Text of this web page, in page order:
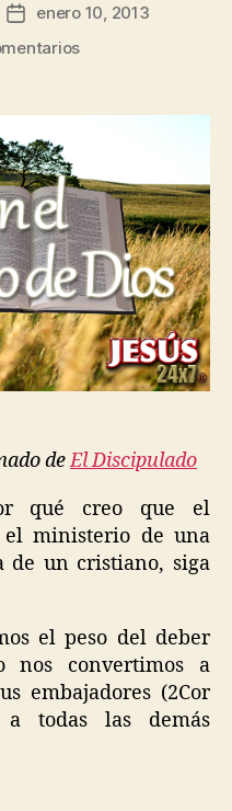
Fechaenero 10, 2013
en
04
todo
esto
del
“Discipulado
Bíblico”?
|
Gregory
Kedrovsky
deEl Discipulado
qué creo que el
el ministerio de una
un cristiano, siga
el peso del deber
nos convertimos a
embajadores (2Cor
a todas las demás